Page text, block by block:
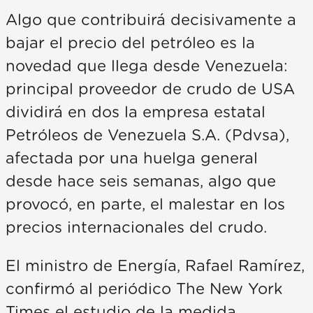
Algo que contribuirá decisivamente a
bajar el precio del petróleo es la
novedad que llega desde Venezuela:
principal proveedor de crudo de USA
dividirá en dos la empresa estatal
Petróleos de Venezuela S.A. (Pdvsa),
afectada por una huelga general
desde hace seis semanas, algo que
provocó, en parte, el malestar en los
precios internacionales del crudo.
El ministro de Energía, Rafael Ramírez,
confirmó al periódico The New York